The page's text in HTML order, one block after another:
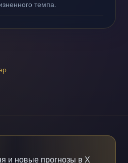
темпа.
и новые прогнозы в X